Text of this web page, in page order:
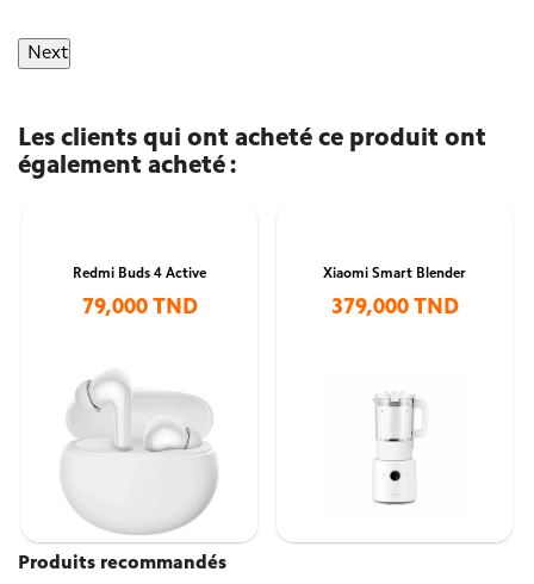
Next
Les clients qui ont acheté ce produit ont
également acheté :
Redmi Buds 4 Active
79,000 TND
Xiaomi Smart Blender
379,000 TND
Produits recommandés